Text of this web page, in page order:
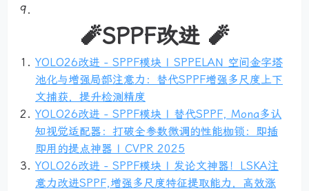
🧨SPPF改进 🧨
YOLO26改进 - SPPF模块 | SPPELAN 空间金字塔
池化与增强局部注意力：替代SPPF增强多尺度上下
文捕获，提升检测精度
YOLO26改进 - SPPF模块 | 替代SPPF, Mona多认
知视觉适配器：打破全参数微调的性能枷锁：即插
即用的提点神器 | CVPR 2025
YOLO26改进 - SPPF模块 | 发论文神器！LSKA注
意力改进SPPF,增强多尺度特征提取能力，高效涨